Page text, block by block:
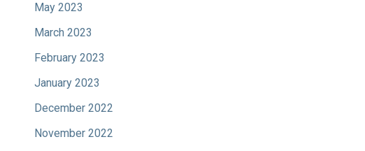
May 2023
March 2023
February 2023
January 2023
December 2022
November 2022